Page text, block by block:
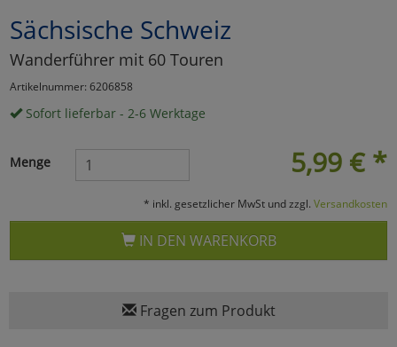
Sächsische Schweiz
Wanderführer mit 60 Touren
Artikelnummer: 6206858
Sofort lieferbar - 2-6 Werktage
5,99 € *
Menge
* inkl. gesetzlicher MwSt und zzgl. Versandkosten
IN DEN WARENKORB
Fragen zum Produkt
Marketing
Umfragetools
Cookies
Alle Akzeptieren
Cookies
zurückzu Haupptseite